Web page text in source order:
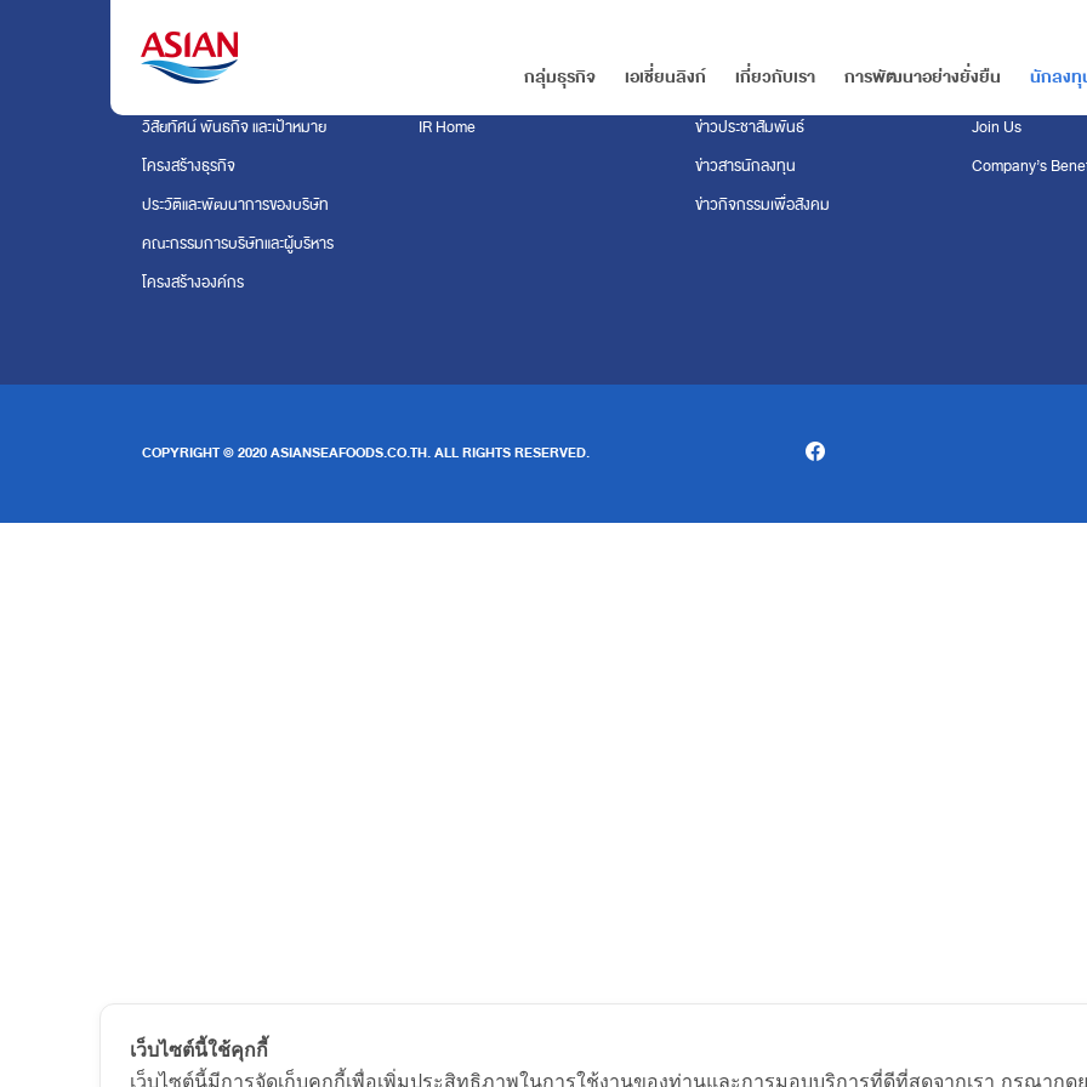
กลุ่มธุรกิจ เอเชี่ยนลิงก์ เกี่ยวกับเรา การพัฒนาอย่างยั่งยืน นักลง
เกี่ยวกับเรา
วิสัยทัศน์ พันธกิจ และเป้าหมาย
โครงสร้างธุรกิจ
ประวัติและพัฒนาการของบริษัท
คณะกรรมการบริษัทและผู้บริหาร
โครงสร้างองค์กร
นักลงทุนสัมพันธ์
IR Home
ศูนย์ข่าวสาร
ข่าวประชาสัมพันธ์
ข่าวสารนักลงทุน
ข่าวกิจกรรมเพื่อสังคม
สมัครงาน
Join Us
Company’s
COPYRIGHT © 2020 ASIANSEAFOODS.CO.TH.ALL RIGHTS RESERVED.
เว็บไซต์นี้ใช้คุกกี้
เว็บไซต์นี้มีการจัดเก็บคุกกี้เพื่อเพิ่มประสิทธิภาพในการใช้งานของท่านและการมอบบริการที่ดีที่สุดจากเรา กรุณากด